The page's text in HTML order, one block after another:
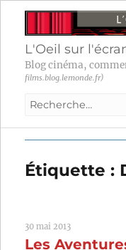
L'Oeil sur
Blog cinéma,
films.blog.lemonde.fr)
Recherche
:
Étiquette :
30 mai 2013
Les